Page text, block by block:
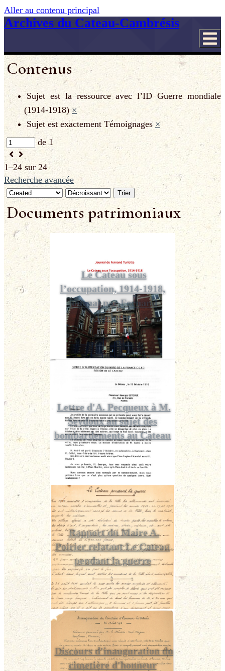
Aller au contenu principal
Archives du Cateau-Cambrésis
Contenus
Sujet est la ressource avec l’ID Guerre mondiale
(1914-1918) ×
Sujet est exactement Témoignages ×
de 1
1–24 sur 24
Recherche avancée
Trier
Documents patrimoniaux
Le Cateau sous
l’occupation, 1914-1918,
journal par Fernand
Turlotte
Lettre d'A. Pecqueux à M.
Seydoux au sujet des
bombardements au Cateau
Rapport du Maire A.
Poirier relatant Le Cateau
pendant la guerre
Discours d'inauguration du
cimetière d'honneur